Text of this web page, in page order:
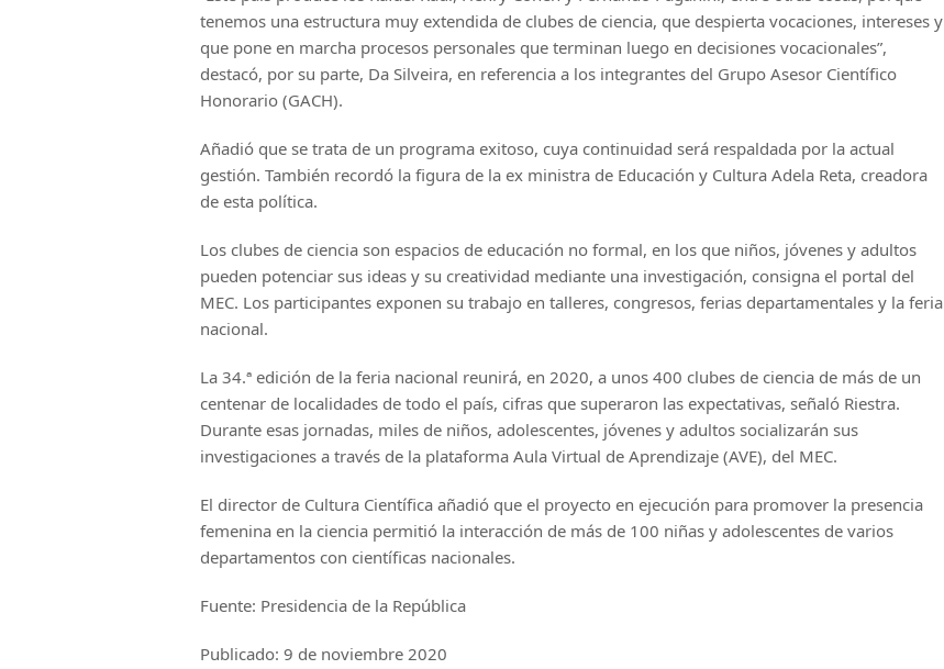
tenemos una estructura muy extendida de clubes de ciencia, que despierta vocaciones, intereses y
que pone en marcha procesos personales que terminan luego en decisiones vocacionales”,
destacó, por su parte, Da Silveira, en referencia a los integrantes del Grupo Asesor Científico
Honorario (GACH).
Añadió que se trata de un programa exitoso, cuya continuidad será respaldada por la actual
gestión. También recordó la figura de la ex ministra de Educación y Cultura Adela Reta, creadora
de esta política.
Los clubes de ciencia son espacios de educación no formal, en los que niños, jóvenes y adultos
pueden potenciar sus ideas y su creatividad mediante una investigación, consigna el portal del
MEC. Los participantes exponen su trabajo en talleres, congresos, ferias departamentales y la feria
nacional.
La 34.ª edición de la feria nacional reunirá, en 2020, a unos 400 clubes de ciencia de más de un
centenar de localidades de todo el país, cifras que superaron las expectativas, señaló Riestra.
Durante esas jornadas, miles de niños, adolescentes, jóvenes y adultos socializarán sus
investigaciones a través de la plataforma Aula Virtual de Aprendizaje (AVE), del MEC.
El director de Cultura Científica añadió que el proyecto en ejecución para promover la presencia
femenina en la ciencia permitió la interacción de más de 100 niñas y adolescentes de varios
departamentos con científicas nacionales.
Fuente: Presidencia de la República
Publicado: 9 de noviembre 2020